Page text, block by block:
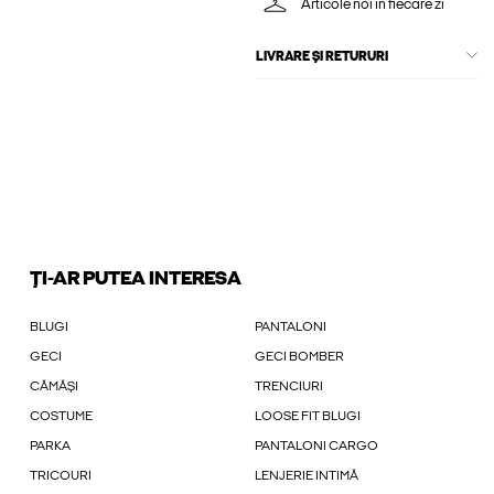
Articole noi în fiecare zi
LIVRARE ȘI RETURURI
ȚI-AR PUTEA INTERESA
BLUGI PANTALONI
GECI GECI BOMBER
CĂMĂȘI TRENCIURI
COSTUME LOOSE FIT BLUGI
PARKA PANTALONI CARGO
TRICOURI LENJERIE INTIMĂ